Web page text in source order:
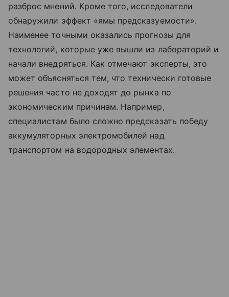
разброс мнений. Кроме того, исследователи
обнаружили эффект «ямы предсказуемости».
Наименее точными оказались прогнозы для
технологий, которые уже вышли из лабораторий и
начали внедряться. Как отмечают эксперты, это
может объясняться тем, что технически готовые
решения часто не доходят до рынка по
экономическим причинам. Например,
специалистам было сложно предсказать победу
аккумуляторных электромобилей над
транспортом на водородных элементах.